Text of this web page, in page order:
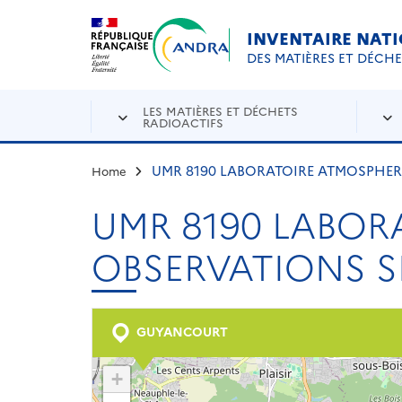
Aller au contenu principal
INVENTAIRE
DES MATIÈRES ET
LES MATIÈRES ET DÉCHETS
RADIOACTIFS
Home UMR 8190 LABORATOIRE
UMR 8190
OBSERVATIONS
GUYANCOURT
+